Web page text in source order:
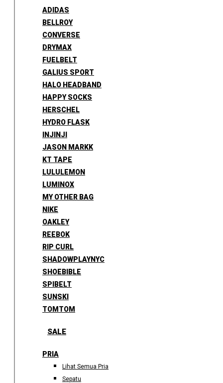
ADIDAS
BELLROY
CONVERSE
DRYMAX
FUELBELT
GALIUS SPORT
HALO HEADBAND
HAPPY SOCKS
HERSCHEL
HYDRO FLASK
INJINJI
JASON MARKK
KT TAPE
LULULEMON
LUMINOX
MY OTHER BAG
NIKE
OAKLEY
REEBOK
RIP CURL
SHADOWPLAYNYC
SHOEBIBLE
SPIBELT
SUNSKI
TOMTOM
SALE
PRIA
Lihat Semua Pria
Sepatu